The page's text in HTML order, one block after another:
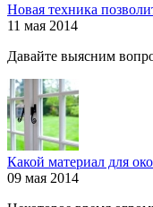
Новая техника
11 мая 2014
Давайте выясним
Какой материал для
09 мая 2014